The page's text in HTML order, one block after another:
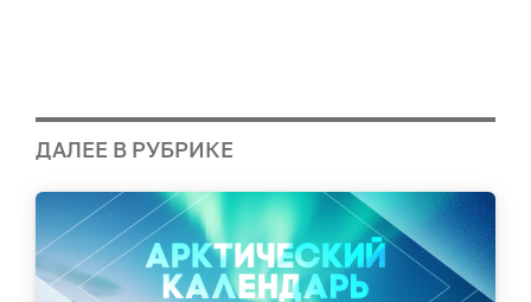
ДАЛЕЕ В РУБРИКЕ